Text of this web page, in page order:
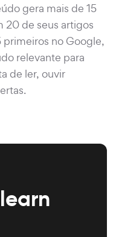
gera mais de 15
20 de seus artigos
no Google,
relevante para
de ler, ouvir